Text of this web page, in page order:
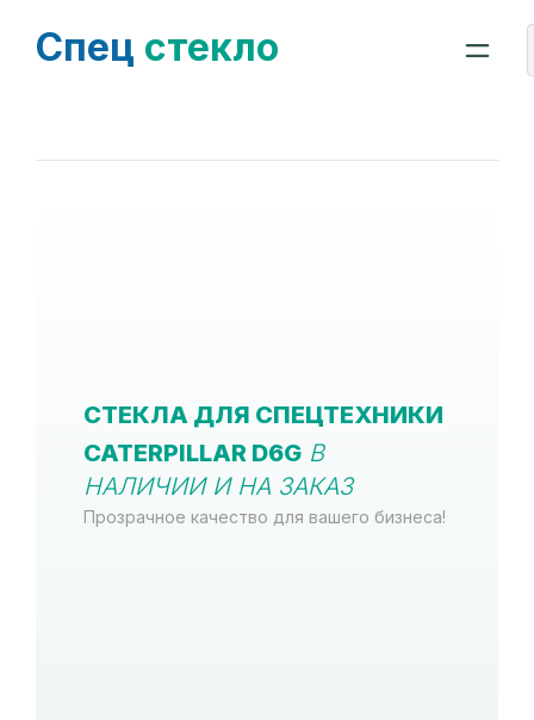
Спец стекло
СТЕКЛА ДЛЯ СПЕЦТЕХНИКИ
CATERPILLAR D6G В
НАЛИЧИИ И НА ЗАКАЗ
Прозрачное качество для вашего бизнеса!